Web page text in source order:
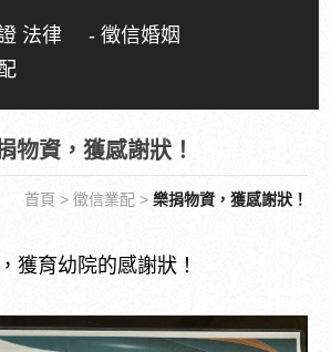
法律
- 徵信婚姻
物資，獲感謝狀！
首頁 > 徵信業配 > 樂捐物資，獲感謝狀！
獲育幼院的感謝狀！